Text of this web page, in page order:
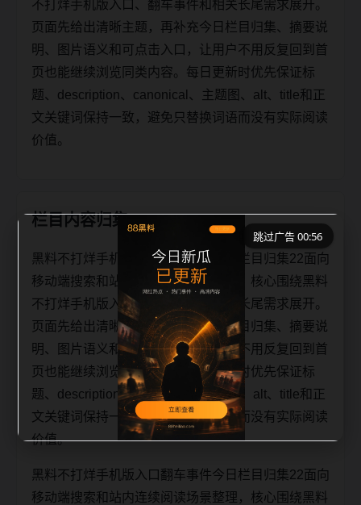
不打烊手机版入口、翻车事件和相关长尾需求展开。
页面先给出清晰主题，再补充今日栏目归集、摘要说
明、图片语义和可点击入口，让用户不用反复回到首
页也能继续浏览同类内容。每日更新时优先保证标
题、description、canonical、主题图、alt、title和正
文关键词保持一致，避免只替换词语而没有实际阅读
价值。
栏目内容归集
黑料不打烊手机版入口翻车事件今日栏目归集22面向
移动端搜索和站内连续阅读场景整理，核心围绕黑料
不打烊手机版入口、翻车事件和相关长尾需求展开。
页面先给出清晰主题，再补充今日栏目归集、摘要说
明、图片语义和可点击入口，让用户不用反复回到首
页也能继续浏览同类内容。每日更新时优先保证标
题、description、canonical、主题图、alt、title和正
文关键词保持一致，避免只替换词语而没有实际阅读
价值。
黑料不打烊手机版入口翻车事件今日栏目归集22面向
移动端搜索和站内连续阅读场景整理，核心围绕黑料
跳过广告 00:56